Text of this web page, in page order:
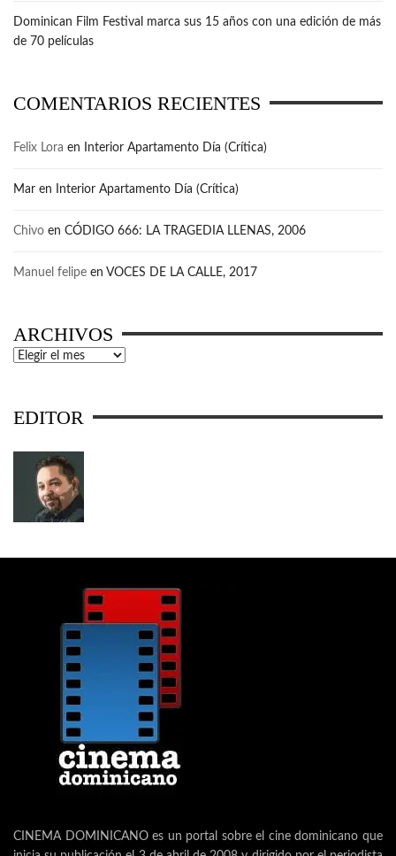
Dominican Film Festival marca sus 15 años con una edición de más
de 70 películas
COMENTARIOS RECIENTES
Felix Lora en Interior Apartamento Día (Crítica)
Mar en Interior Apartamento Día (Crítica)
Chivo en CÓDIGO 666: LA TRAGEDIA LLENAS, 2006
Manuel felipe en VOCES DE LA CALLE, 2017
ARCHIVOS
Archivos
EDITOR
CINEMA DOMINICANO es un portal sobre el cine dominicano que